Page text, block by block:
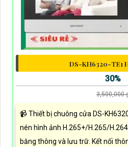
DS-KH6320-TE1
30%
3,500,000
📹 Thiết bị chuông cửa DS-
nén hình ảnh H.265+/H.265/
băng thông và lưu trữ. Kết nối